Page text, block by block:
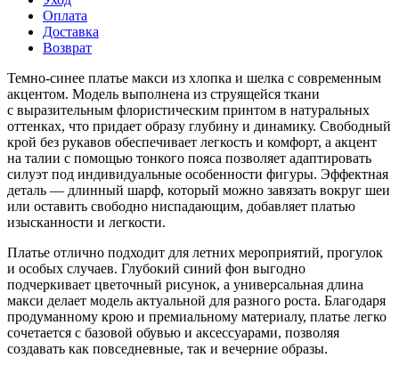
Оплата
Доставка
Возврат
Темно-синее платье макси из хлопка и шелка с современным
акцентом. Модель выполнена из струящейся ткани
с выразительным флористическим принтом в натуральных
оттенках, что придает образу глубину и динамику. Свободный
крой без рукавов обеспечивает легкость и комфорт, а акцент
на талии с помощью тонкого пояса позволяет адаптировать
силуэт под индивидуальные особенности фигуры. Эффектная
деталь — длинный шарф, который можно завязать вокруг шеи
или оставить свободно ниспадающим, добавляет платью
изысканности и легкости.
Платье отлично подходит для летних мероприятий, прогулок
и особых случаев. Глубокий синий фон выгодно
подчеркивает цветочный рисунок, а универсальная длина
макси делает модель актуальной для разного роста. Благодаря
продуманному крою и премиальному материалу, платье легко
сочетается с базовой обувью и аксессуарами, позволяя
создавать как повседневные, так и вечерние образы.